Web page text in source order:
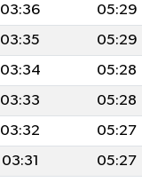
03:36 05:29
03:35 05:29
03:34 05:28
03:33 05:28
03:32 05:27
03:31 05:27